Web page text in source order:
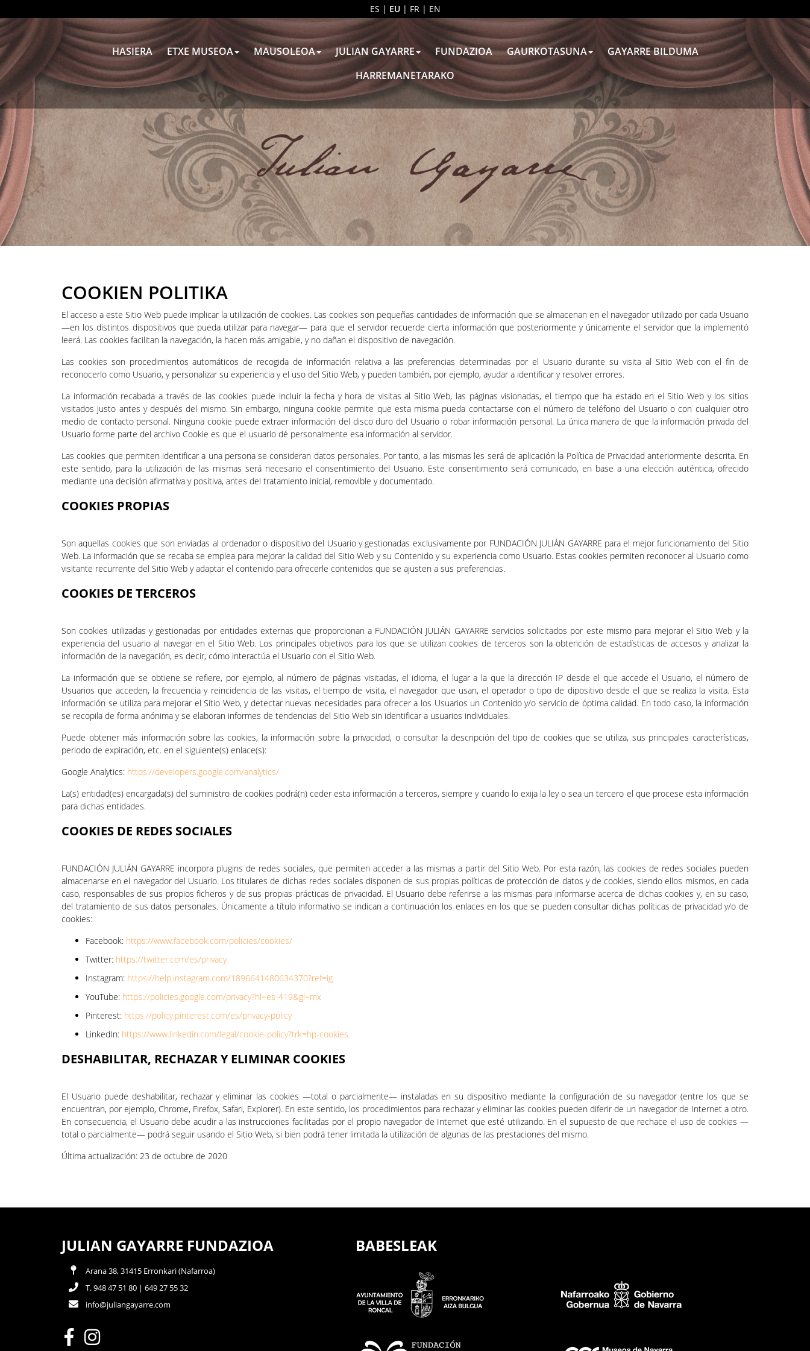
ES | EU| FR| EN
HASIERA ETXE MUSEOA MAUSOLEOA JULIAN GAYARRE FUNDAZIOA GAURKOTASUNA
GAYARRE BILDUMA
HARREMANETARAKO
COOKIEN POLITIKA
El acceso a este Sitio Web puede implicar la utilización de cookies. Las cookies son pequeñas cantidades de información que se almacenan en el navegador utilizado por cada Usuario
—en los distintos dispositivos que pueda utilizar para navegar— para que el servidor recuerde cierta información que posteriormente y únicamente el servidor que la implementó
leerá. Las cookies facilitan la navegación, la hacen más amigable, y no dañan el dispositivo de navegación.
Las cookies son procedimientos automáticos de recogida de información relativa a las preferencias determinadas por el Usuario durante su visita al Sitio Web con el fin de
reconocerlo como Usuario, y personalizar su experiencia y el uso del Sitio Web, y pueden también, por ejemplo, ayudar a identificar y resolver errores.
La información recabada a través de las cookies puede incluir la fecha y hora de visitas al Sitio Web, las páginas visionadas, el tiempo que ha estado en el Sitio Web y los sitios
visitados justo antes y después del mismo. Sin embargo, ninguna cookie permite que esta misma pueda contactarse con el número de teléfono del Usuario o con cualquier otro
medio de contacto personal. Ninguna cookie puede extraer información del disco duro del Usuario o robar información personal. La única manera de que la información privada del
Usuario forme parte del archivo Cookie es que el usuario dé personalmente esa información al servidor.
Las cookies que permiten identificar a una persona se consideran datos personales. Por tanto, a las mismas les será de aplicación la Política de Privacidad anteriormente descrita. En
este sentido, para la utilización de las mismas será necesario el consentimiento del Usuario. Este consentimiento será comunicado, en base a una elección auténtica, ofrecido
mediante una decisión afirmativa y positiva, antes del tratamiento inicial, removible y documentado.
COOKIES PROPIAS
Son aquellas cookies que son enviadas al ordenador o dispositivo del Usuario y gestionadas exclusivamente por FUNDACIÓN JULIÁN GAYARRE para el mejor funcionamiento del Sitio
Web. La información que se recaba se emplea para mejorar la calidad del Sitio Web y su Contenido y su experiencia como Usuario. Estas cookies permiten reconocer al Usuario como
visitante recurrente del Sitio Web y adaptar el contenido para ofrecerle contenidos que se ajusten a sus preferencias.
COOKIES DE TERCEROS
Son cookies utilizadas y gestionadas por entidades externas que proporcionan a FUNDACIÓN JULIÁN GAYARRE servicios solicitados por este mismo para mejorar el Sitio Web y la
experiencia del usuario al navegar en el Sitio Web. Los principales objetivos para los que se utilizan cookies de terceros son la obtención de estadísticas de accesos y analizar la
información de la navegación, es decir, cómo interactúa el Usuario con el Sitio Web.
La información que se obtiene se refiere, por ejemplo, al número de páginas visitadas, el idioma, el lugar a la que la dirección IP desde el que accede el Usuario, el número de
Usuarios que acceden, la frecuencia y reincidencia de las visitas, el tiempo de visita, el navegador que usan, el operador o tipo de dipositivo desde el que se realiza la visita. Esta
información se utiliza para mejorar el Sitio Web, y detectar nuevas necesidades para ofrecer a los Usuarios un Contenido y/o servicio de óptima calidad. En todo caso, la información
se recopila de forma anónima y se elaboran informes de tendencias del Sitio Web sin identificar a usuarios individuales.
Puede obtener más información sobre las cookies, la información sobre la privacidad, o consultar la descripción del tipo de cookies que se utiliza, sus principales características,
periodo de expiración, etc. en el siguiente(s) enlace(s):
Google Analytics: https://developers.google.com/analytics/
La(s) entidad(es) encargada(s) del suministro de cookies podrá(n) ceder esta información a terceros, siempre y cuando lo exija la ley o sea un tercero el que procese esta información
para dichas entidades.
COOKIES DE REDES SOCIALES
FUNDACIÓN JULIÁN GAYARRE incorpora plugins de redes sociales, que permiten acceder a las mismas a partir del Sitio Web. Por esta razón, las cookies de redes sociales pueden
almacenarse en el navegador del Usuario. Los titulares de dichas redes sociales disponen de sus propias políticas de protección de datos y de cookies, siendo ellos mismos, en cada
caso, responsables de sus propios ficheros y de sus propias prácticas de privacidad. El Usuario debe referirse a las mismas para informarse acerca de dichas cookies y, en su caso,
del tratamiento de sus datos personales. Únicamente a título informativo se indican a continuación los enlaces en los que se pueden consultar dichas políticas de privacidad y/o de
cookies:
Facebook: https://www.facebook.com/policies/cookies/
Twitter: https://twitter.com/es/privacy
Instagram: https://help.instagram.com/1896641480634370?ref=ig
YouTube: https://policies.google.com/privacy?hl=es-419&gl=mx
Pinterest: https://policy.pinterest.com/es/privacy-policy
LinkedIn: https://www.linkedin.com/legal/cookie-policy?trk=hp-cookies
DESHABILITAR, RECHAZAR Y ELIMINAR COOKIES
El Usuario puede deshabilitar, rechazar y eliminar las cookies —total o parcialmente— instaladas en su dispositivo mediante la configuración de su navegador (entre los que se
encuentran, por ejemplo, Chrome, Firefox, Safari, Explorer). En este sentido, los procedimientos para rechazar y eliminar las cookies pueden diferir de un navegador de Internet a otro.
En consecuencia, el Usuario debe acudir a las instrucciones facilitadas por el propio navegador de Internet que esté utilizando. En el supuesto de que rechace el uso de cookies —
total o parcialmente— podrá seguir usando el Sitio Web, si bien podrá tener limitada la utilización de algunas de las prestaciones del mismo.
Última actualización: 23 de octubre de 2020
JULIAN GAYARRE FUNDAZIOA
Arana 38, 31415 Erronkari (Nafarroa)
T. 948 47 51 80 | 649 27 55 32
info@juliangayarre.com
BABESLEAK